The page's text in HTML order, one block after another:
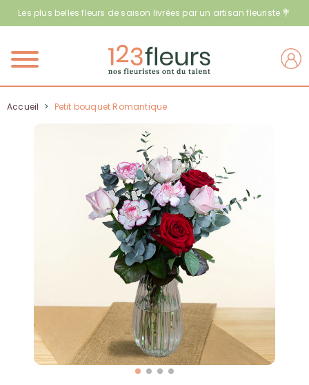
Les plus belles fleurs de saison livrées par un artisan fleuriste 💐
Menu
Accueil > Petit bouquet Romantique